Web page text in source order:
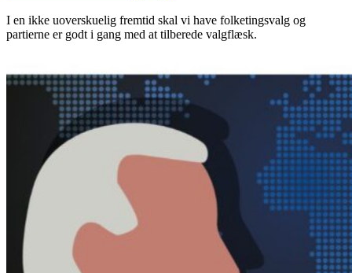
I en ikke uoverskuelig fremtid skal vi have folketingsvalg og
partierne er godt i gang med at tilberede valgflæsk.